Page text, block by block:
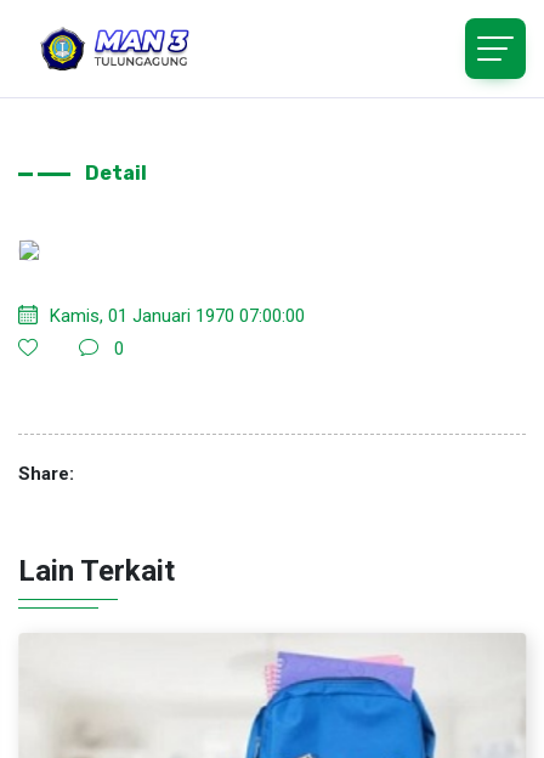
Detail
Kamis, 01 Januari 1970 07:00:00
0
Share:
Lain Terkait